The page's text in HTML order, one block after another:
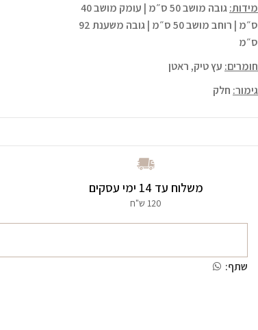
מידות:
גובה מושב 50 ס״מ | עומק מושב 40
ס״מ | רוחב מושב 50 ס״מ | גובה משענת 92
ס״מ
חומרים: עץ טיק, ראטן
גימור: חלק
משלוח עד 14 ימי עסקים
120 ש"ח
שתף: